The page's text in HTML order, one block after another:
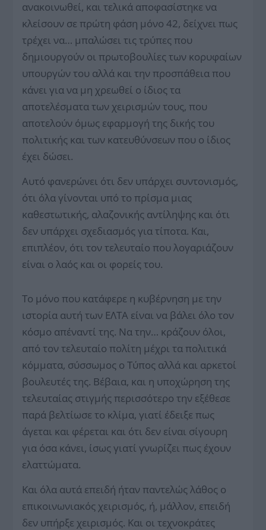
ανακοινωθεί, και τελικά αποφασίστηκε να
κλείσουν σε πρώτη φάση μόνο 42, δείχνει πως
τρέχει να… μπαλώσει τις τρύπες που
δημιουργούν οι πρωτοβουλίες των κορυφαίων
υπουργών του αλλά και την προσπάθεια που
κάνει για να μη χρεωθεί ο ίδιος τα
αποτελέσματα των χειρισμών τους, που
αποτελούν όμως εφαρμογή της δικής του
πολιτικής και των κατευθύνσεων που ο ίδιος
έχει δώσει.
Αυτό φανερώνει ότι δεν υπάρχει συντονισμός,
ότι όλα γίνονται υπό το πρίσμα μιας
καθεστωτικής, αλαζονικής αντίληψης και ότι
δεν υπάρχει σχεδιασμός για τίποτα. Και,
επιπλέον, ότι τον τελευταίο που λογαριάζουν
είναι ο λαός και οι φορείς του.
Το μόνο που κατάφερε η κυβέρνηση με την
ιστορία αυτή των ΕΛΤΑ είναι να βάλει όλο τον
κόσμο απέναντί της. Να την… κράζουν όλοι,
από τον τελευταίο πολίτη μέχρι τα πολιτικά
κόμματα, σύσσωμος ο Τύπος αλλά και αρκετοί
βουλευτές της. Βέβαια, και η υποχώρηση της
τελευταίας στιγμής περισσότερο την εξέθεσε
παρά βελτίωσε το κλίμα, γιατί έδειξε πως
άγεται και φέρεται και ότι δεν είναι σίγουρη
για όσα κάνει, ίσως γιατί γνωρίζει πως έχουν
ελαττώματα.
Και όλα αυτά επειδή ήταν παντελώς λάθος ο
επικοινωνιακός χειρισμός, ή, μάλλον, επειδή
δεν υπήρξε χειρισμός. Και οι τεχνοκράτες